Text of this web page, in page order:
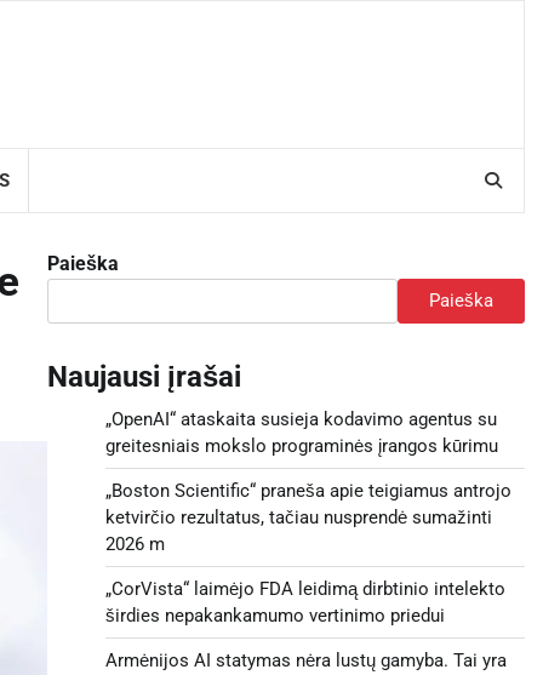
Paieška
Paieška
Naujausi įrašai
„OpenAI“ ataskaita susieja kodavimo agentus su
greitesniais mokslo programinės įrangos kūrimu
„Boston Scientific“ praneša apie teigiamus antrojo
ketvirčio rezultatus, tačiau nusprendė sumažinti
2026 m
„CorVista“ laimėjo FDA leidimą dirbtinio intelekto
širdies nepakankamumo vertinimo priedui
Armėnijos AI statymas nėra lustų gamyba. Tai yra